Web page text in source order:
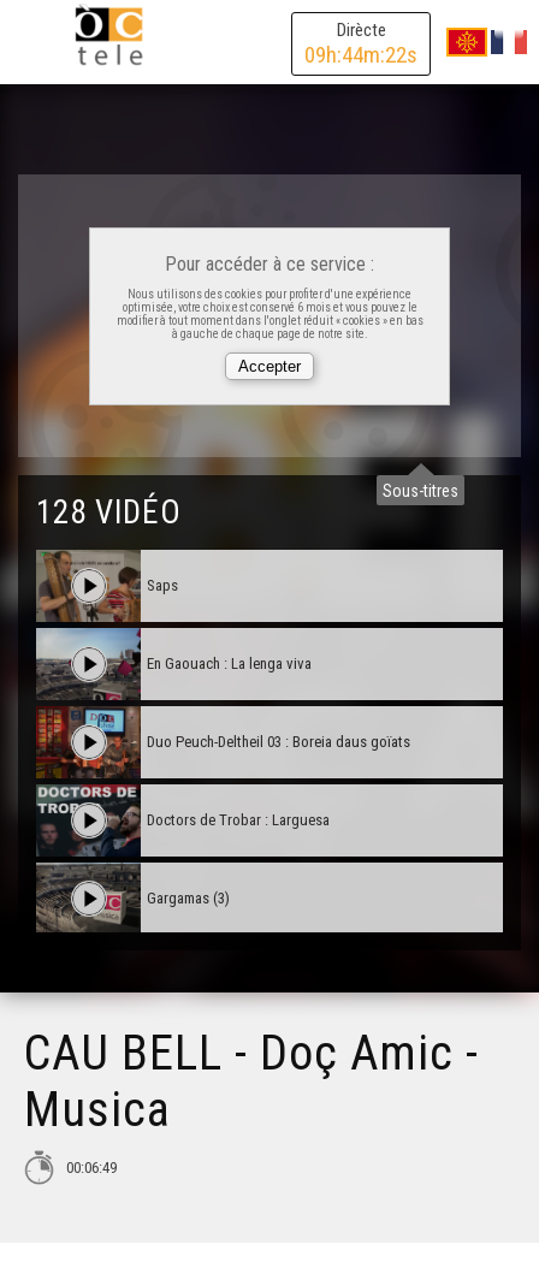
Dirècte
09h:44m:22s
Sous-titres
Pour accéder à ce service :
Nous utilisons des cookies pour profiter d'une expérience
optimisée, votre choix est conservé 6 mois et vous pouvez le
modifier à tout moment dans l'onglet réduit « cookies » en bas
à gauche de chaque page de notre site.
128 VIDÉO
Saps
En Gaouach : La lenga viva
Duo Peuch-Deltheil 03 : Boreia daus goïats
Doctors de Trobar : Larguesa
Gargamas (3)
Hestiv'Òc
CAU BELL - Doç Amic -
Musica
00:06:49